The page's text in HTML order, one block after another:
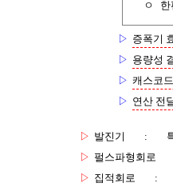
ㅇ
▷ 증폭기
▷ 용량성
▷ 캐스코
▷ 연산 전
▷ 발진기 :
▷ 펄스파형회로
▷ 집적회로 :